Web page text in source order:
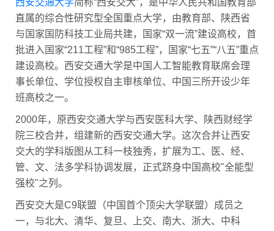
西安交通大学简称“西安交大”，是中华人民共和国教育部
直属的综合性研究型全国重点大学，由教育部、陕西省
与国家国防科技工业局共建，国家“双一流”建设高校，首
批进入国家“211工程”和“985工程”，国家“七五”“八五”重点
建设高校。西安交通大学是中国人工智能教育联席会理
事长单位、学位授权自主审核单位、中国三所开设少年
班高校之一。
2000年，原西安交通大学与西安医科大学、陕西财经学
院三校合并，组建新的西安交通大学。这次合并让西安
交大的学科版图从工科一枝独秀，扩展为工、医、经、
管、文、法多学科协调发展，正式跻身中国高校"全能型
强校"之列。
西安交大是C9联盟（中国首个顶尖大学联盟）成员之
一，与北大、清华、复旦、上交、南大、浙大、中科